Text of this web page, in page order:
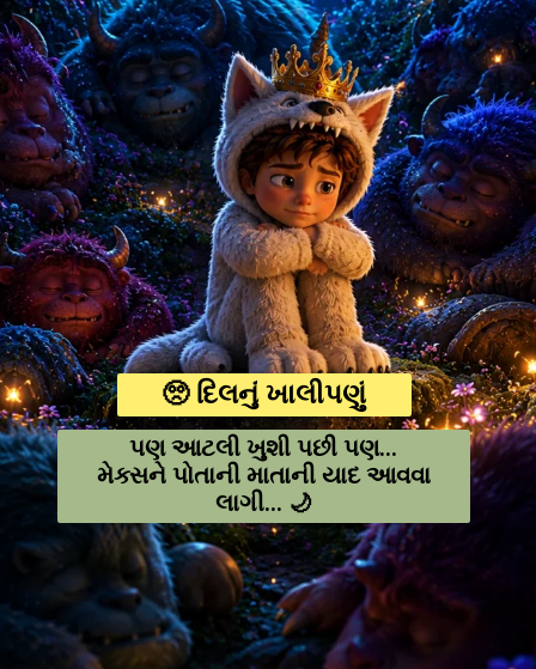
🥺 દિલનું ખાલીપણું
પણ આટલી ખુશી પછી પણ...
મેક્સને પોતાની માતાની યાદ આવવા
લાગી... 🌙